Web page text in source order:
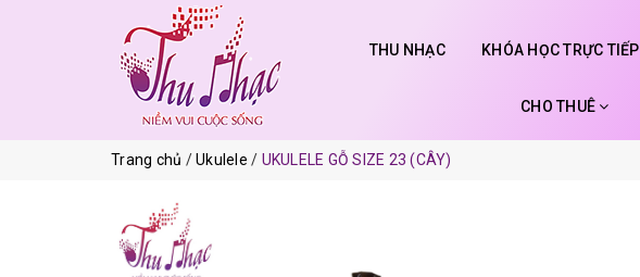
THU NHẠC KHÓA HỌC TRỰC TIẾP
CHO THUÊ
Trang chủ Ukulele UKULELE GỖ SIZE 23 (CÂY)